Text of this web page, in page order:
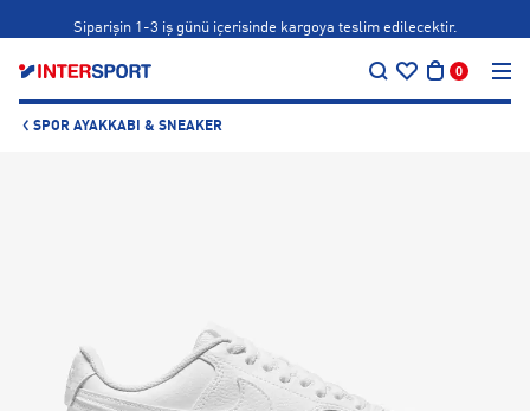
Siparişin 1-3 iş günü içerisinde kargoya teslim edilecektir.
Bonus kartlara özel vade farksız taksit seçenekleri!
0
SPOR AYAKKABI & SNEAKER